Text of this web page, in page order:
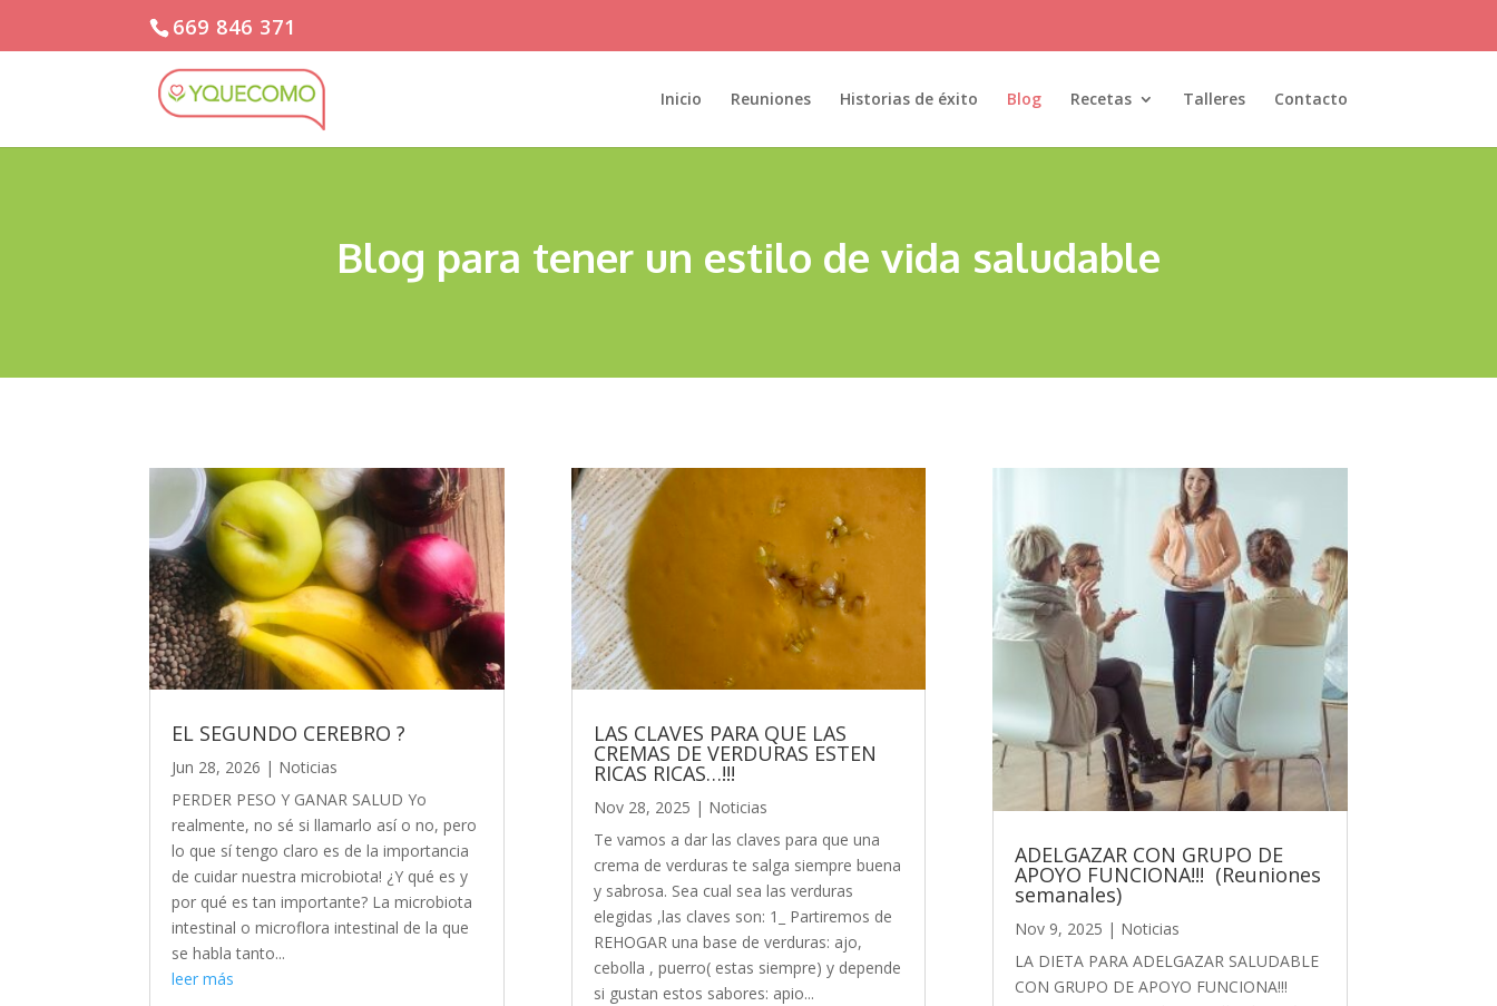
669 846 371
Inicio Reuniones Historias de éxito Blog Recetas Talleres Contacto
Blog para tener un estilo de vida saludable
EL SEGUNDO CEREBRO ?
Jun 28, 2026 | Noticias
PERDER PESO Y GANAR SALUD Yo
realmente, no sé si llamarlo así o no, pero
lo que sí tengo claro es de la importancia
de cuidar nuestra microbiota! ¿Y qué es y
por qué es tan importante? La microbiota
intestinal o microflora intestinal de la que
se habla tanto...
leer más
LAS CLAVES PARA QUE LAS
CREMAS DE VERDURAS ESTEN
RICAS RICAS…!!!
Nov 28, 2025 | Noticias
Te vamos a dar las claves para que una
crema de verduras te salga siempre buena
y sabrosa. Sea cual sea las verduras
elegidas ,las claves son: 1_ Partiremos de
REHOGAR una base de verduras: ajo,
cebolla , puerro( estas siempre) y depende
si gustan estos sabores: apio...
ADELGAZAR CON GRUPO DE
APOYO FUNCIONA!!! (Reuniones
semanales)
Nov 9, 2025 | Noticias
LA DIETA PARA ADELGAZAR SALUDABLE
CON GRUPO DE APOYO FUNCIONA!!!